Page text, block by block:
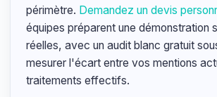
périmètre. Demandez un devis
équipes préparent une démonstration
réelles, avec un audit blanc gratuit
mesurer l'écart entre vos mentions
traitements effectifs.